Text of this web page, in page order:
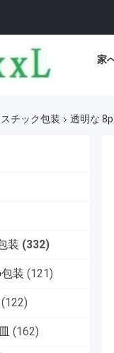
家
チック包装 透明な
装 (332)
装 (121)
(122)
(162)